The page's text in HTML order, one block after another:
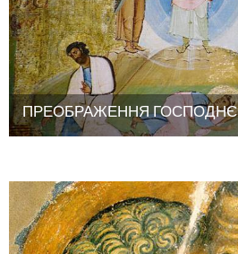
ПРЕОБРАЖЕННЯ ГОСПОДНЄ